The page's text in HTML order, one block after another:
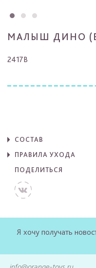
МАЛЫШ ДИНО
2417B
СОСТАВ
ПРАВИЛА УХОДА
ПОДЕЛИТЬСЯ
Я хочу получать